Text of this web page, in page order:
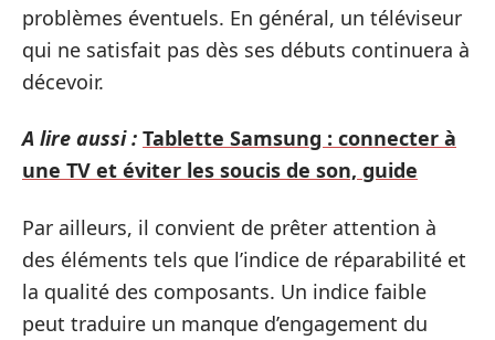
problèmes éventuels. En général, un téléviseur
qui ne satisfait pas dès ses débuts continuera à
décevoir.
A lire aussi : Tablette Samsung : connecter à
une TV et éviter les soucis de son, guide
Par ailleurs, il convient de prêter attention à
des éléments tels que l’indice de réparabilité et
la qualité des composants. Un indice faible
peut traduire un manque d’engagement du